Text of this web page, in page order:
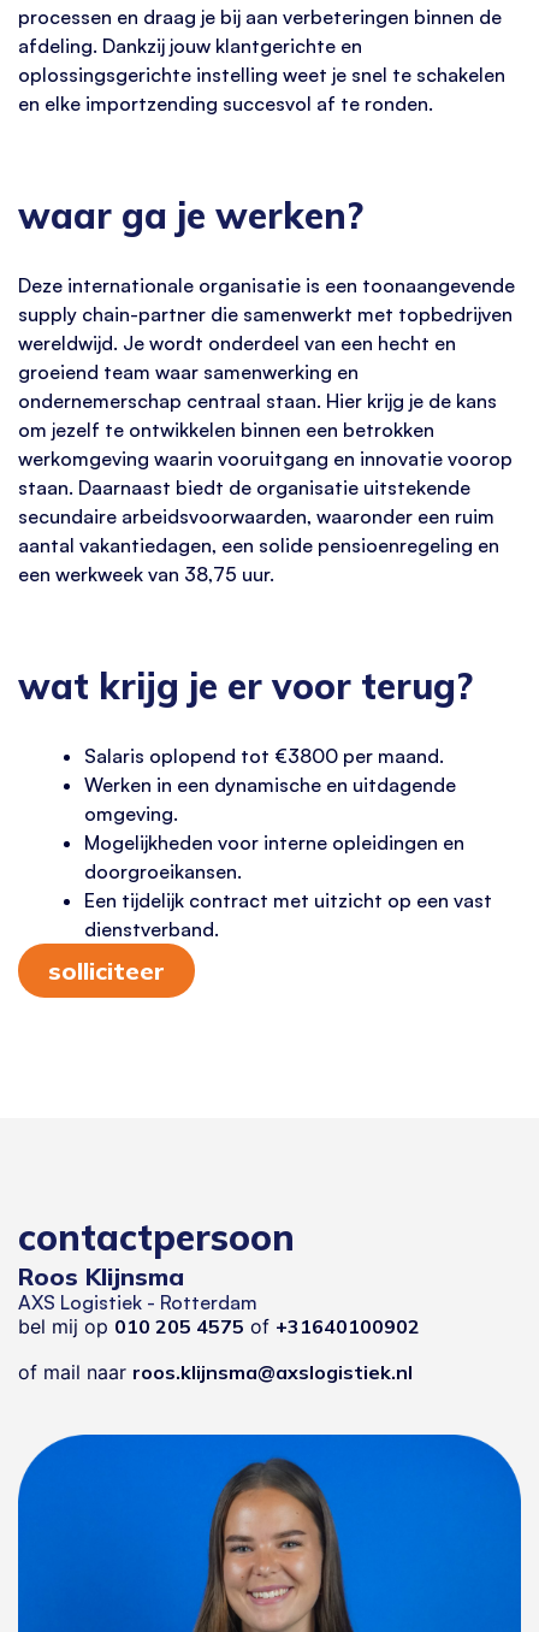
processen en draag je bij aan verbeteringen binnen de
afdeling. Dankzij jouw klantgerichte en
oplossingsgerichte instelling weet je snel te schakelen
en elke importzending succesvol af te ronden.
waar ga je werken?
Deze internationale organisatie is een toonaangevende
supply chain-partner die samenwerkt met topbedrijven
wereldwijd. Je wordt onderdeel van een hecht en
groeiend team waar samenwerking en
ondernemerschap centraal staan. Hier krijg je de kans
om jezelf te ontwikkelen binnen een betrokken
werkomgeving waarin vooruitgang en innovatie voorop
staan. Daarnaast biedt de organisatie uitstekende
secundaire arbeidsvoorwaarden, waaronder een ruim
aantal vakantiedagen, een solide pensioenregeling en
een werkweek van 38,75 uur.
wat krijg je er voor terug?
Salaris oplopend tot €3800 per maand.
Werken in een dynamische en uitdagende
omgeving.
Mogelijkheden voor interne opleidingen en
doorgroeikansen.
Een tijdelijk contract met uitzicht op een vast
dienstverband.
solliciteer
contactpersoon
Roos Klijnsma
AXS Logistiek - Rotterdam
bel mij op 010 205 4575 of +31640100902
of mail naar roos.klijnsma@axslogistiek.nl